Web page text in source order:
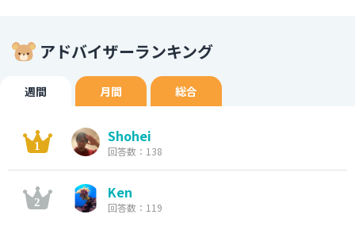
アドバイザーランキング
週間 月間 総合
Shohei
回答数：138
Ken
回答数：119